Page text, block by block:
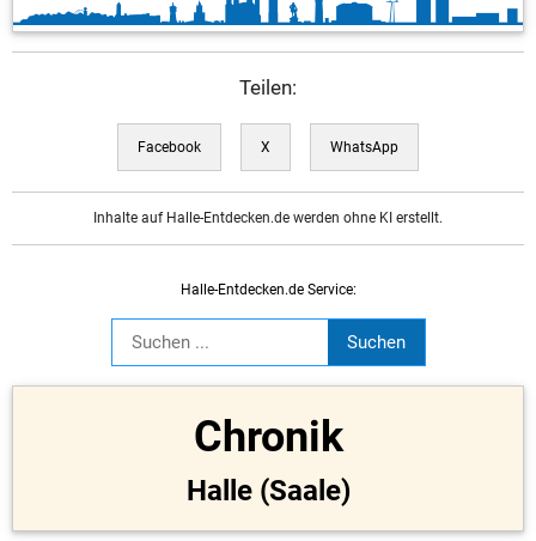
Teilen:
Facebook X WhatsApp
Inhalte auf Halle-Entdecken.de werden ohne KI erstellt.
Halle-Entdecken.de Service:
Chronik
Halle (Saale)